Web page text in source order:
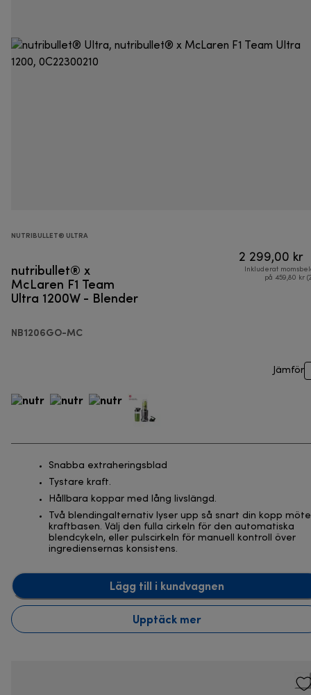
NUTRIBULLET® ULTRA
nutribullet® x
McLaren F1 Team
Ultra 1200W - Blender
NB1206GO-MC
2 299,00 kr
Inkluderat
på 459,80 kr
Jämför
Snabba extraheringsblad
Tystare kraft.
Hållbara koppar med lång livslängd.
Två blendingalternativ lyser upp så snart din kopp
kraftbasen. Välj den fulla cirkeln för den automatiska
blendcykeln, eller pulscirkeln för manuell kontroll över
ingrediensernas konsistens.
Lägg till i kundvagnen
Upptäck mer